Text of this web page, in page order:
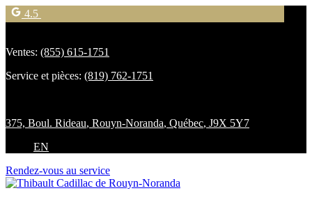
4.5
Ventes: (855) 615-1751
Service et pièces: (819) 762-1751
375, Boul. Rideau, Rouyn-Noranda, Québec, J9X 5Y7
EN
Rendez-vous au service